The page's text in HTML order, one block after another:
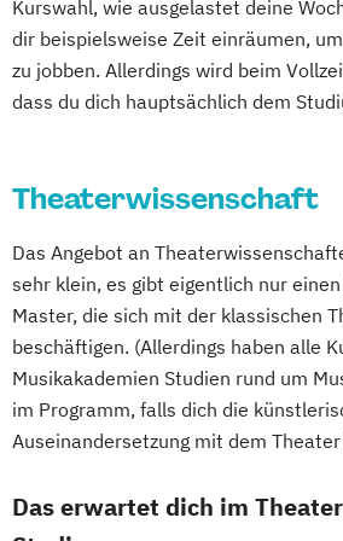
Zeitgenössische
Zeitgenössischer und
Biologie und Umweltkunde
Biologische Chemie
Bosnisch/Kroatisch/Serbisch
Transnational Processes
Chemie
Chemie (Lehramt)
Chemie und Technologie der
Communication Science
Computational Science
Darstellende Geometrie
Deutsch (Lehramt)
Deutsch als Fremd- und
Drug Discovery and
Kurswahl, wie ausgelastet deine
dir beispielsweise Zeit einräumen,
zu jobben. Allerdings wird beim
dass du dich hauptsächlich dem
Theaterwissenschaft
Das Angebot an
sehr klein, es gibt eigentlich nur
Master, die sich mit der klassischen
beschäftigen. (Allerdings haben alle
Musikakademien Studien rund um
im Programm, falls dich die
Auseinandersetzung mit dem
Das erwartet dich im